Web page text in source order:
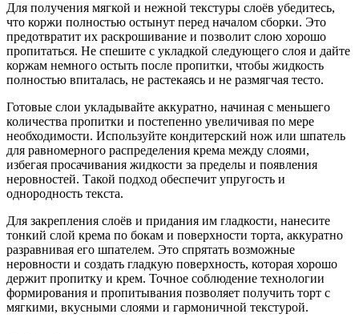
Для получения мягкой и нежной текстуры слоёв убедитесь,
что коржи полностью остынут перед началом сборки. Это
предотвратит их раскрошивание и позволит слою хорошо
пропитаться. Не спешите с укладкой следующего слоя и дайте
коржам немного остыть после пропитки, чтобы жидкость
полностью впиталась, не растекаясь и не размягчая тесто.
Готовые слои укладывайте аккуратно, начиная с меньшего
количества пропитки и постепенно увеличивая по мере
необходимости. Используйте кондитерский нож или шпатель
для равномерного распределения крема между слоями,
избегая просачивания жидкости за пределы и появления
неровностей. Такой подход обеспечит упругость и
однородность текста.
Для закрепления слоёв и придания им гладкости, нанесите
тонкий слой крема по бокам и поверхности торта, аккуратно
разравнивая его шпателем. Это спрятать возможные
неровности и создать гладкую поверхность, которая хорошо
держит пропитку и крем. Точное соблюдение технологии
формирования и пропитывания позволяет получить торт с
мягкими, вкусными слоями и гармоничной текстурой.